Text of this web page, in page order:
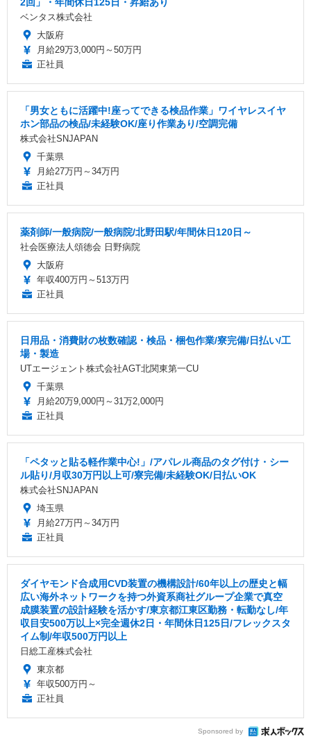
ベンタス株式会社
大阪府
月給29万3,000円～50万円
正社員
「男女ともに活躍中!座ってできる検品作業」ワイヤレスイヤ
ホン部品の検品/未経験OK/座り作業あり/空調完備
株式会社SNJAPAN
千葉県
月給27万円～34万円
正社員
薬剤師/一般病院/一般病院/北野田駅/年間休日120日～
社会医療法人頌徳会 日野病院
大阪府
年収400万円～513万円
正社員
日用品・消費財の枚数確認・検品・梱包作業/寮完備/日払い/工
場・製造
UTエージェント株式会社AGT北関東第一CU
千葉県
月給20万9,000円～31万2,000円
正社員
「ペタッと貼る軽作業中心!」/アパレル商品のタグ付け・シー
ル貼り/月収30万円以上可/寮完備/未経験OK/日払いOK
株式会社SNJAPAN
埼玉県
月給27万円～34万円
正社員
ダイヤモンド合成用CVD装置の機構設計/60年以上の歴史と幅
広い海外ネットワークを持つ外資系商社グループ企業で真空
成膜装置の設計経験を活かす/東京都江東区勤務・転勤なし/年
収目安500万以上×完全週休2日・年間休日125日/フレックスタ
イム制/年収500万円以上
日総工産株式会社
東京都
年収500万円～
正社員
Sponsored by